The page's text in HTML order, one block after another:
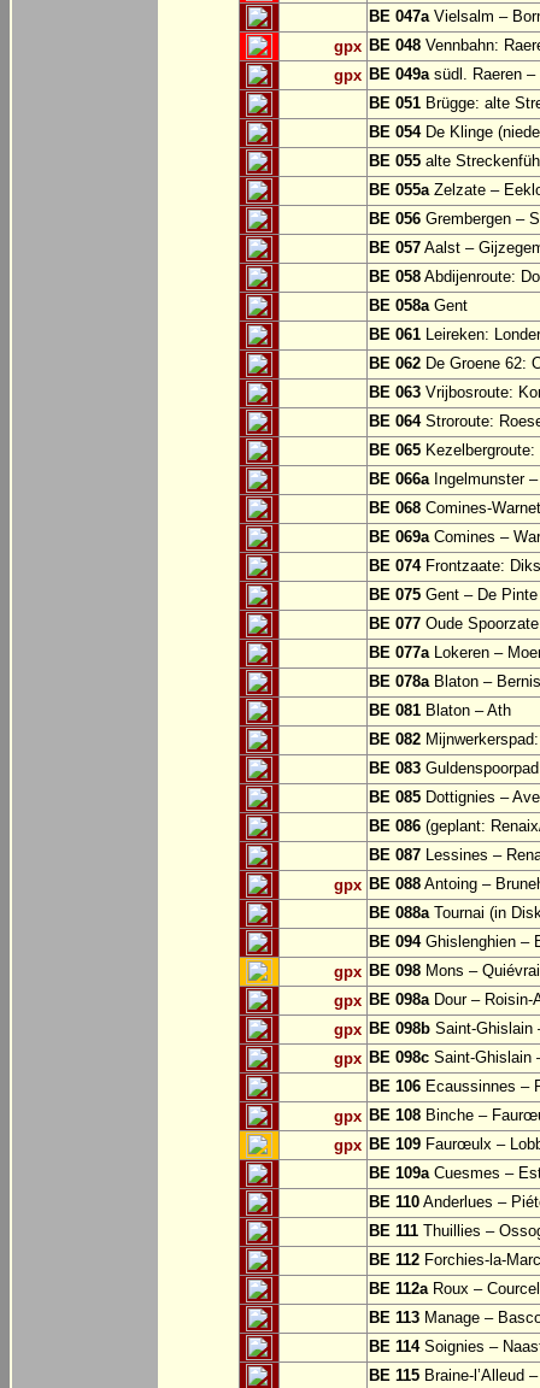
BE 047aVielsalm –
gpx BE 048 Vennbahn:
gpx BE 049asüdl. Raeren –
BE 051 Brügge: alte
BE 054De Klinge
BE 055 alte
BE 055aZelzate –
BE 056 Grembergen –
BE 057 Aalst –
BE 058 Abdijenroute:
BE 058aGent
BE 061 Leireken:
BE 062 De Groene 62:
BE 063 Vrijbosroute:
BE 064Stroroute:
BE 065
BE 066aIngelmunster –
BE 068 Comines-
BE 069aComines –
BE 074Frontzaate:
BE 075 Gent – De
BE 077 Oude
BE 077aLokeren –
BE 078aBlaton –
BE 081 Blaton – Ath
BE 082
BE 083
BE 085 Dottignies –
BE 086 (geplant:
BE 087 Lessines –
gpx BE 088 Antoing –
BE 088aTournai (in
BE 094Ghislenghien –
gpx BE 098 Mons –
gpx BE 098aDour – Roisin-
gpx BE 098b Saint-Ghislain
gpx BE 098c Saint-Ghislain
BE 106 Ecaussinnes –
gpx BE 108 Binche –
gpx BE 109 Faurœulx –
BE 109aCuesmes –
BE 110 Anderlues –
BE 111 Thuillies –
BE 112 Forchies-la-
BE 112aRoux –
BE 113 Manage –
BE 114Soignies –
BE 115 Braine-l’Alleud